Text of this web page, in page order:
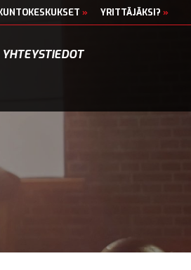
» YRITTÄJÄKSI? »
YHTEYSTIEDOT